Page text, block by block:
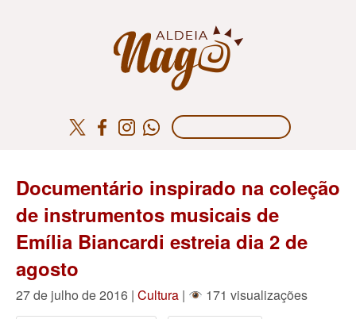
Documentário inspirado na coleção
de instrumentos musicais de
Emília Biancardi estreia dia 2 de
agosto
27 de julho de 2016 | Cultura | 171 visualizações